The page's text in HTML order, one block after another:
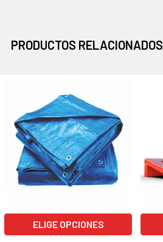
PRODUCTOS RELACIONADOS
Productos
relacionados
ELIGE OPCIONES